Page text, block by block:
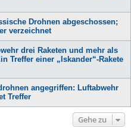
Drohnen abgeschossen;
verzeichnet
drei Raketen und mehr als
Treffer einer „Iskander“-Rakete
angegriffen: Luftabwehr
Treffer
Gehe zu